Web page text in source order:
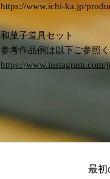
https://www.ichi-ka.jp/
和菓子道具セット
参考作品例は以下ご参照く
https://
最初